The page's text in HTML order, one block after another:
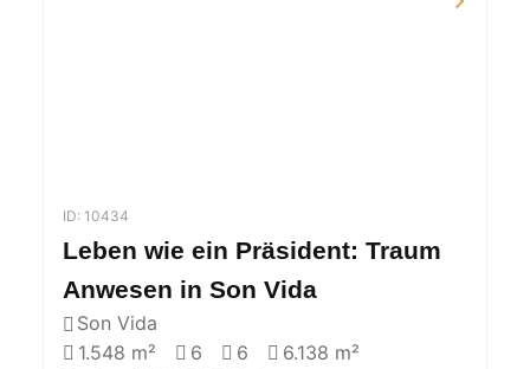
ID: 10434
Leben wie ein Präsident: Traum
Anwesen in Son Vida
Son Vida
1.548 m²
6 6
6.138 m²